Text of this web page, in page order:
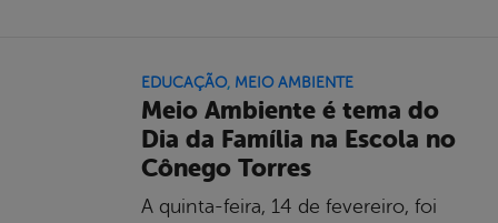
EDUCAÇÃO, MEIO AMBIENTE
Meio Ambiente é tema do
Dia da Família na Escola no
Cônego Torres
A quinta-feira, 14 de fevereiro, foi